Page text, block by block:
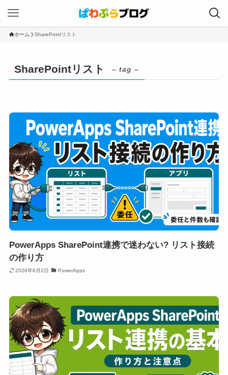
ホーム SharePointリスト
SharePointリスト – tag –
PowerApps SharePoint連携で迷わない? リスト接続
の作り方
2026年6月2日 PowerApps